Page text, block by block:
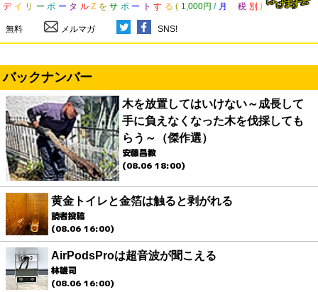
デ イ リ ー ポ ー タ ル Z を サ ポ ー ト す る ( 1,000円 / 月 税 別 )
無料 メルマガ SNS!
バックナンバー
木を放置してはいけない～成長して
手に負えなくなった木を伐採しても
らう～（傑作選）
安藤昌教
(08.06 18:00)
黄金トイレと金箔は触ると剥がれる
読者投稿
(08.06 16:00)
AirPodsProは超音波が聞こえる
林雄司
(08.06 16:00)